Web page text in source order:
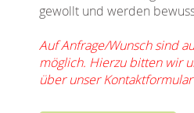
gewollt und werden
Auf Anfrage/Wunsch sind
möglich. Hierzu bitten wir
über unser